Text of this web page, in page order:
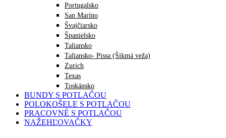
Portugalsko
San Maríno
Švajčiarsko
Španielsko
Taliansko
Taliansko- Pissa (Šikmá veža)
Zurich
Texas
Toskánsko
BUNDY S POTLAČOU
POLOKOŠELE S POTLAČOU
PRACOVNÉ S POTLAČOU
NAŽEHĽOVAČKY